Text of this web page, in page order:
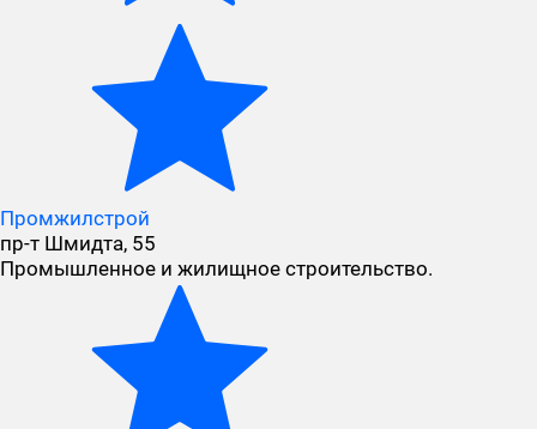
Промжилстрой
пр-т Шмидта, 55
Промышленное и жилищное строительство.